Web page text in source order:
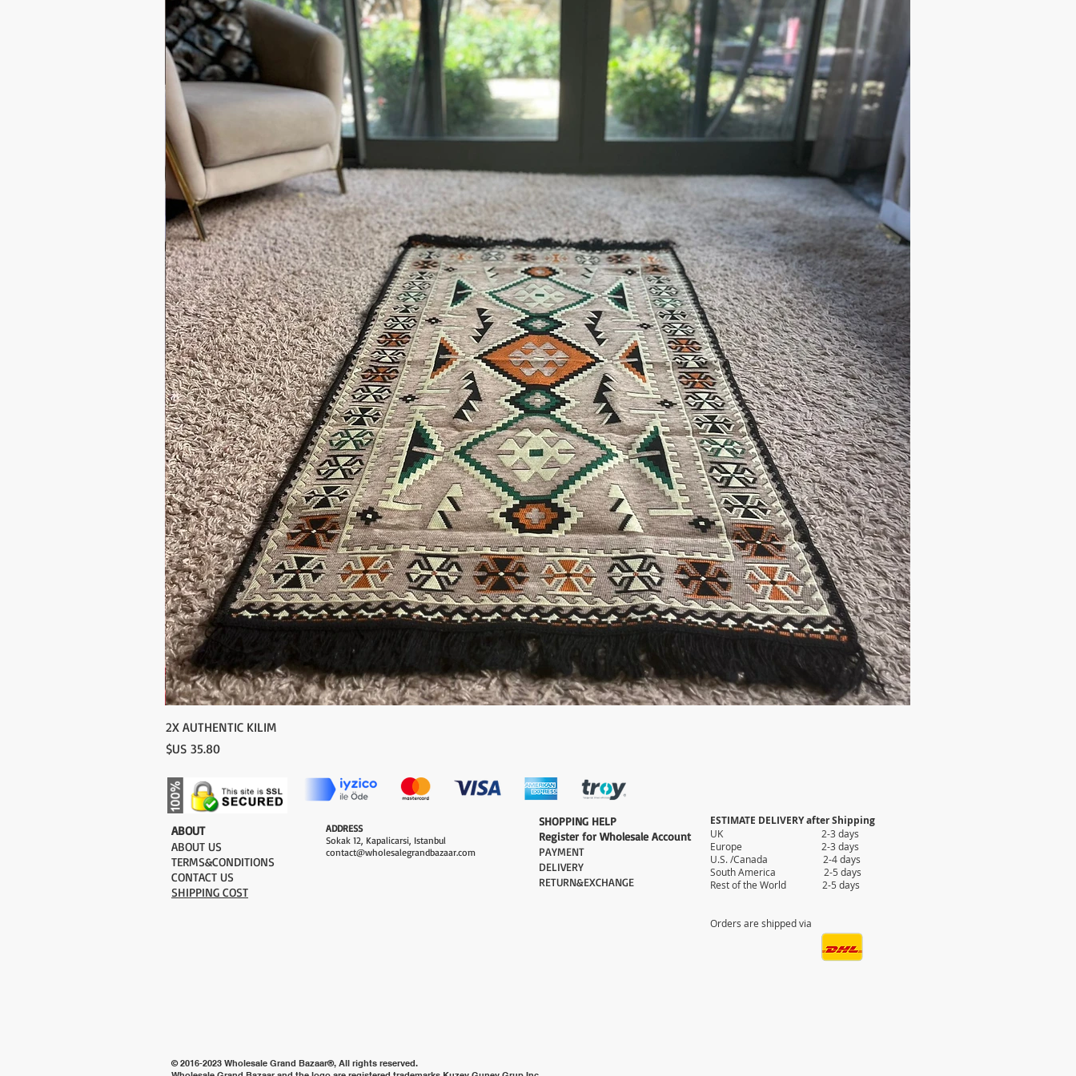
2X AUTHENTIC KILIM
السعر
​ABOUT
ABOUT US
TERMS&CONDITIONS
CONTACT US
SHIPPING COST
ADDRESS
Sokak 12, Kapalicarsi, Istanbul
contact@wholesalegrandbazaar.com
​SHOPPING HELP
Register for Wholesale Account
PAYMENT​
DELIVERY
RETURN&EXCHANGE
ESTIMATE DELIVERY after Shipping
UK 2-3 days
Europe 2-3 days
U.S. /Canada 2-4 days
South America 2-5 days
Rest of the World 2-5 days
Orders are shipped via
© 2016-2023 Wholesale Grand Bazaar®, All rights reserved.